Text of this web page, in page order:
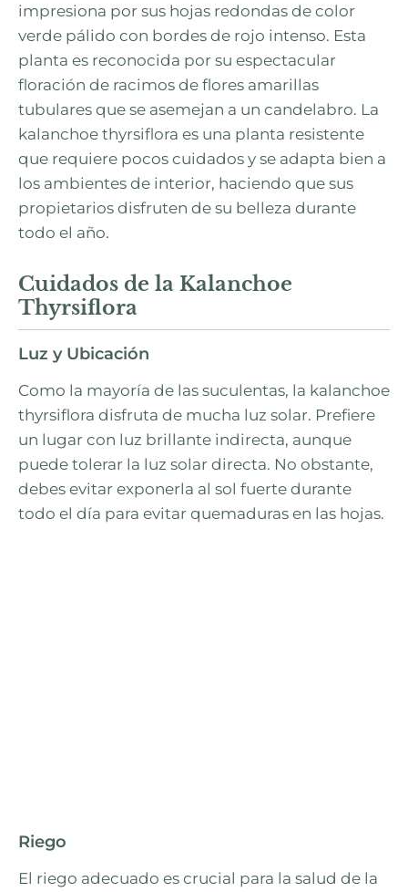
impresiona por sus hojas redondas de color
verde pálido con bordes de rojo intenso. Esta
planta es reconocida por su espectacular
floración de racimos de flores amarillas
tubulares que se asemejan a un candelabro. La
kalanchoe thyrsiflora es una planta resistente
que requiere pocos cuidados y se adapta bien a
los ambientes de interior, haciendo que sus
propietarios disfruten de su belleza durante
todo el año.
Cuidados de la Kalanchoe
Thyrsiflora
Luz y Ubicación
Como la mayoría de las suculentas, la kalanchoe
thyrsiflora disfruta de mucha luz solar. Prefiere
un lugar con luz brillante indirecta, aunque
puede tolerar la luz solar directa. No obstante,
debes evitar exponerla al sol fuerte durante
todo el día para evitar quemaduras en las hojas.
Riego
El riego adecuado es crucial para la salud de la